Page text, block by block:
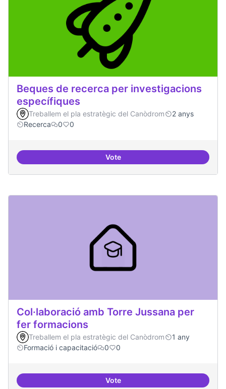
Beques de recerca per investigacions
específiques
Treballem el pla estratègic del Canòdrom
2 anys
Recerca
0 0
VoteBeques de recerca per
Col·laboració amb Torre Jussana per
fer formacions
Treballem el pla estratègic del Canòdrom
1 any
Formació i capacitació
0 0
VoteCol·laboració amb Torre